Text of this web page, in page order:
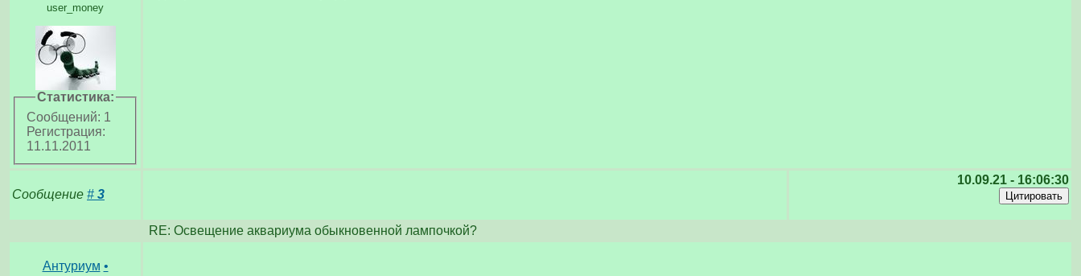
user_money
Статистика:
Сообщений: 1
Регистрация:
11.11.2011
Сообщение # 3
10.09.21 - 16:06:30
RE: Освещение аквариума обыкновенной лампочкой?
Антуриум •